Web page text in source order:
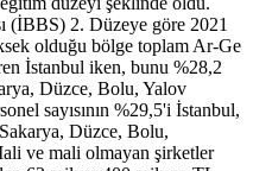
(İBBS) 2. Düzeye göre 2021
olduğu bölge toplam Ar-Ge
İstanbul iken, bunu %28,2
Düzce, Bolu, Yalov
sayısının %29,5'i İstanbul,
Düzce, Bolu,
ve mali olmayan şirketler